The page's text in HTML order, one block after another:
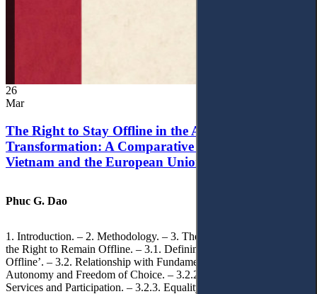
26
Mar
The Right to Stay Offline in the Age of Digital
Transformation: A Comparative Analysis of
Vietnam and the European Union
Phuc G. Dao
1. Introduction. – 2. Methodology. – 3. Theoretical Foundations of
the Right to Remain Offline. – 3.1. Defining the ‘Right to Remain
Offline’. – 3.2. Relationship with Fundamental Rights. – 3.2.1.
Autonomy and Freedom of Choice. – 3.2.2. Access to Public
Services and Participation. – 3.2.3. Equality